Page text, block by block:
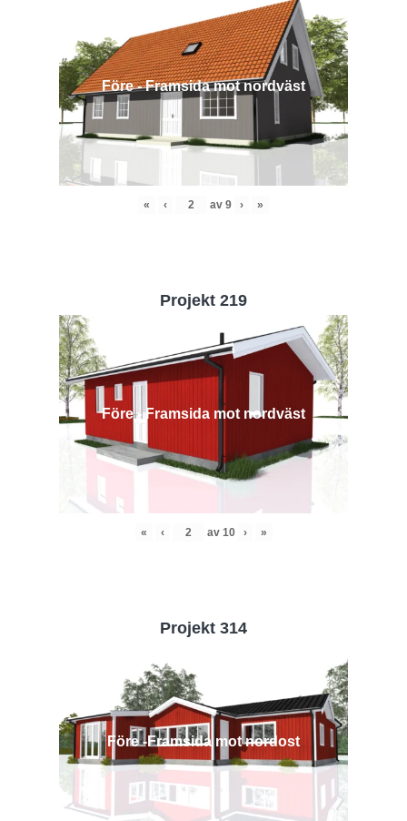
Före - Framsida mot nordväst
« ‹ av 9 › »
Projekt 219
Före - Framsida mot nordväst
« ‹ av 10 › »
Projekt 314
Före -Framsida mot nordost